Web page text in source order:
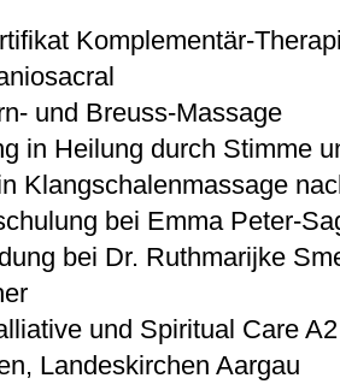
Komplementär-
und Breuss-Massage
in Heilung durch Stimme
Klangschalenmassage
bei Emma Peter-
bei Dr. Ruthmarijke
und Spiritual Care
Landeskirchen Aargau